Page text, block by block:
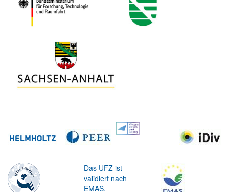
Das UFZ ist
validiert nach
EMAS.